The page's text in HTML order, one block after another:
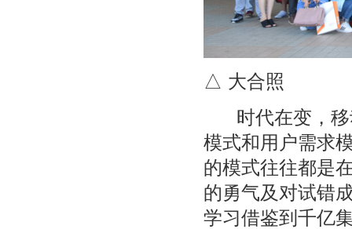
△ 大合照
时代在变，移
模式和用户需求
的模式往往都是
的勇气及对试错
学习借鉴到千亿